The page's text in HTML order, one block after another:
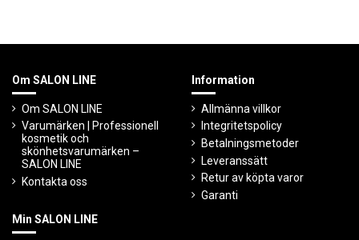
Om SALON LINE
Om SALON LINE
Varumärken | Professionell
kosmetik och
skönhetsvarumärken –
SALON LINE
Kontakta oss
Information
Allmänna villkor
Integritetspolicy
Betalningsmetoder
Leveranssätt
Retur av köpta varor
Garanti
Min SALON LINE